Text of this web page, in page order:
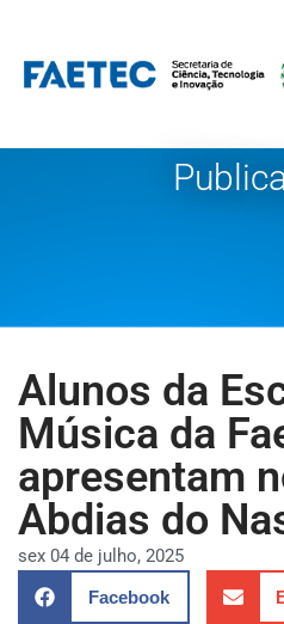
Pular
para
conteúdo
Alunos da
Música da
apresentam
Abdias do
sex 04 de julho, 2025
Facebook